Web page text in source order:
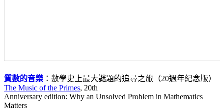
質數的音樂 ：數學史上最大謎題的追尋之旅（20週年紀念版）
The Music of the Primes, 20th
Anniversary edition: Why an Unsolved Problem in Mathematics
Matters